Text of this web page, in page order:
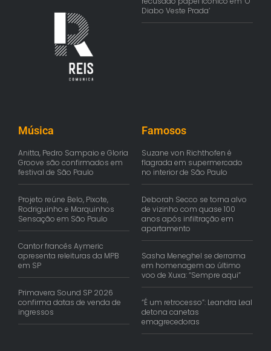
Diabo Veste Prada’
Música
Anitta, Pedro Sampaio e Gloria
Groove são confirmados em
festival de São Paulo
Projeto reúne Belo, Pixote,
Rodriguinho e Marquinhos
Sensação em São Paulo
Cantor francês Aymeric
apresenta releituras da MPB
em SP
Primavera Sound SP 2026
confirma datas de venda de
ingressos
Famosos
Suzane von Richthofen é
flagrada em supermercado
no interior de São Paulo
Deborah Secco se torna alvo
de vizinho com quase 100
anos após infiltração em
apartamento
Sasha Meneghel se derrama
em homenagem ao último
voo de Xuxa: “Sempre aqui”
“É um retrocesso”: Leandra Leal
detona canetas
emagrecedoras